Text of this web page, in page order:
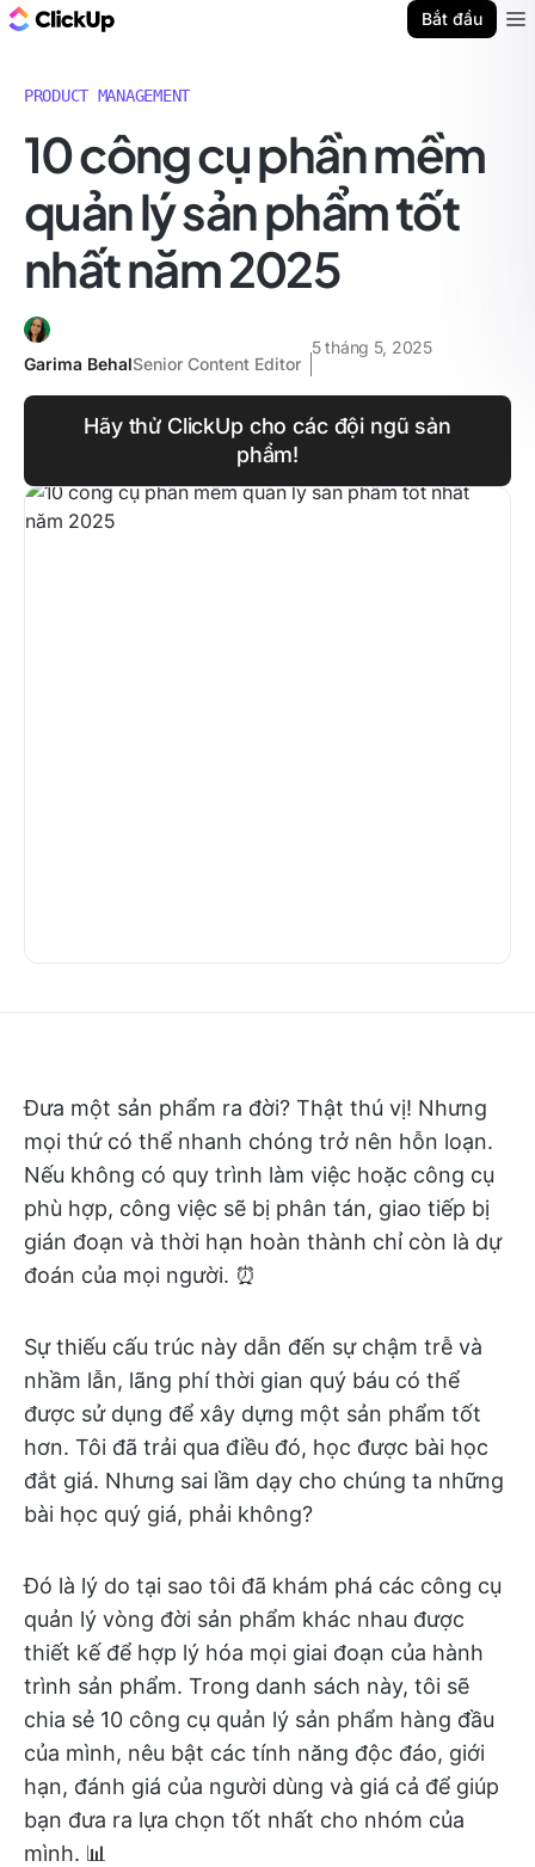
Bắt đầu
PRODUCT MANAGEMENT
10 công cụ phần mềm
quản lý sản phẩm tốt
nhất năm 2025
Garima BehalSenior Content Editor
5 tháng 5, 2025
Hãy thử ClickUp cho các đội ngũ sản
phẩm!
Đưa một sản phẩm ra đời? Thật thú vị! Nhưng
mọi thứ có thể nhanh chóng trở nên hỗn loạn.
Nếu không có quy trình làm việc hoặc công cụ
phù hợp, công việc sẽ bị phân tán, giao tiếp bị
gián đoạn và thời hạn hoàn thành chỉ còn là dự
đoán của mọi người. ⏰
Sự thiếu cấu trúc này dẫn đến sự chậm trễ và
nhầm lẫn, lãng phí thời gian quý báu có thể
được sử dụng để xây dựng một sản phẩm tốt
hơn. Tôi đã trải qua điều đó, học được bài học
đắt giá. Nhưng sai lầm dạy cho chúng ta những
bài học quý giá, phải không?
Đó là lý do tại sao tôi đã khám phá các công cụ
quản lý vòng đời sản phẩm khác nhau được
thiết kế để hợp lý hóa mọi giai đoạn của hành
trình sản phẩm. Trong danh sách này, tôi sẽ
chia sẻ 10 công cụ quản lý sản phẩm hàng đầu
của mình, nêu bật các tính năng độc đáo, giới
hạn, đánh giá của người dùng và giá cả để giúp
bạn đưa ra lựa chọn tốt nhất cho nhóm của
mình. 📊